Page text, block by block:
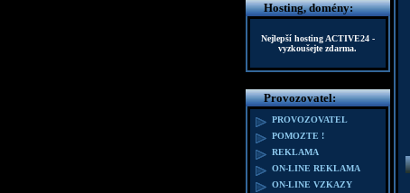
Hosting, domény:
Nejlepší hosting ACTIVE24-
vyzkoušejte zdarma.
Provozovatel:
PROVOZOVATEL
POMOZTE !
REKLAMA
ON-LINE REKLAMA
ON-LINE VZKAZY